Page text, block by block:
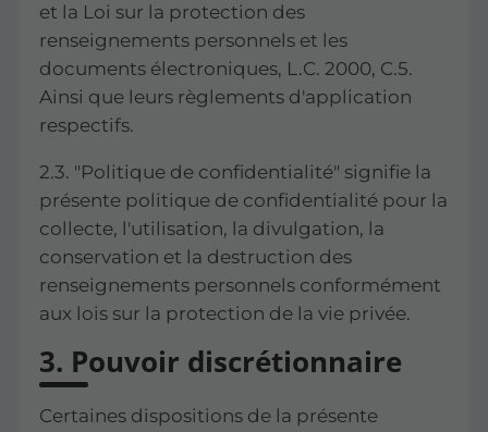
et la Loi sur la protection des
renseignements personnels et les
documents électroniques, L.C. 2000, C.5.
Ainsi que leurs règlements d'application
respectifs.
2.3. "Politique de confidentialité" signifie la
présente politique de confidentialité pour la
collecte, l'utilisation, la divulgation, la
conservation et la destruction des
renseignements personnels conformément
aux lois sur la protection de la vie privée.
3. Pouvoir discrétionnaire
Certaines dispositions de la présente